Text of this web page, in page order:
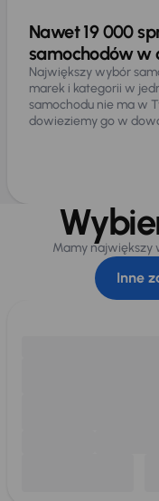
Nawet 19 000
samochodów w
Największy wybór
marek i kategorii w
samochodu nie ma w
dowieziemy go w
Mamy największy
Inne